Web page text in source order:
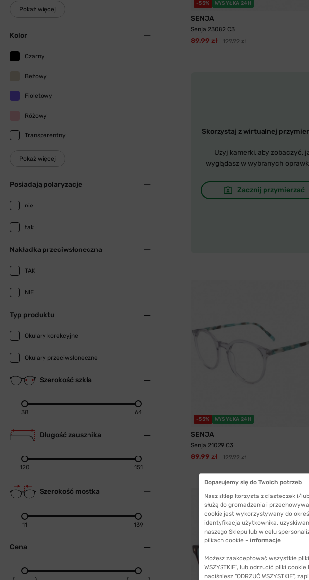
Pokaż więcej
Kolor
Czarny
Beżowy
Fioletowy
Różowy
Transparentny
Pokaż więcej
Posiadają polaryzacje
nie
tak
Nakładka przeciwsłoneczna
TAK
NIE
Typ produktu
Okulary korekcyjne
Okulary przeciwsłoneczne
Szerokość szkła
38 64
Długość zausznika
120 151
Szerokość mostka
11 139
Cena
-55% WYSYŁKA 24H
SENJA
Senja 23082 C3
89,99 zł 199,99 zł
Skorzystaj z wirtualnej
Użyj kamerki, aby zobaczyć,
wyglądasz w wybranych
Zacznij przymierzać
-55% WYSYŁKA 24H
SENJA
Senja 21029 C3
89,99 zł 199,99 zł
Dopasujemy się do Twoich potrzeb
Nasz sklep korzysta z ciasteczek i/
służą do gromadzenia i
cookie jest wykorzystywany do
identyfikacja użytkownika,
naszego Sklepu lub w celu
plikach cookie - Informacje
Możesz zaakceptować wszystkie
WSZYSTKIE", lub odrzucić pliki cookie
naciśniesz "ODRZUĆ WSZYSTKIE",